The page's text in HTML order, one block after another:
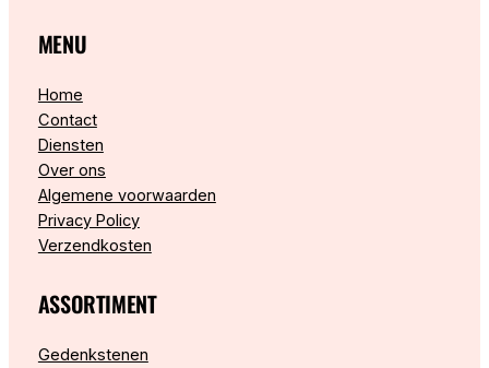
MENU
Home
Contact
Diensten
Over ons
Algemene voorwaarden
Privacy Policy
Verzendkosten
ASSORTIMENT
Gedenkstenen